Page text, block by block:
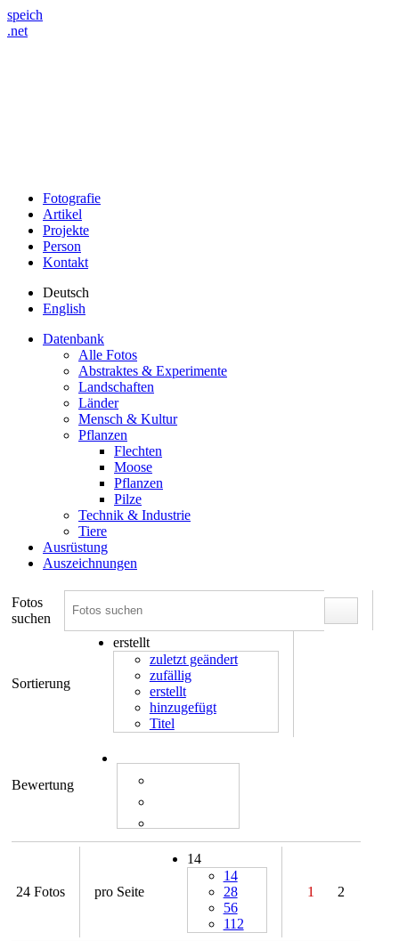
speich
.net
Fotografie
Artikel
Projekte
Person
Kontakt
Deutsch
English
Datenbank
Alle Fotos
Abstraktes & Experimente
Landschaften
Länder
Mensch & Kultur
Pflanzen
Flechten
Moose
Pflanzen
Pilze
Technik & Industrie
Tiere
Ausrüstung
Auszeichnungen
Fotos
suchen
Sortierung
erstellt
zuletzt geändert
zufällig
erstellt
hinzugefügt
Titel
Bewertung
24 Fotos pro Seite
14
14
28
56
112
1 2